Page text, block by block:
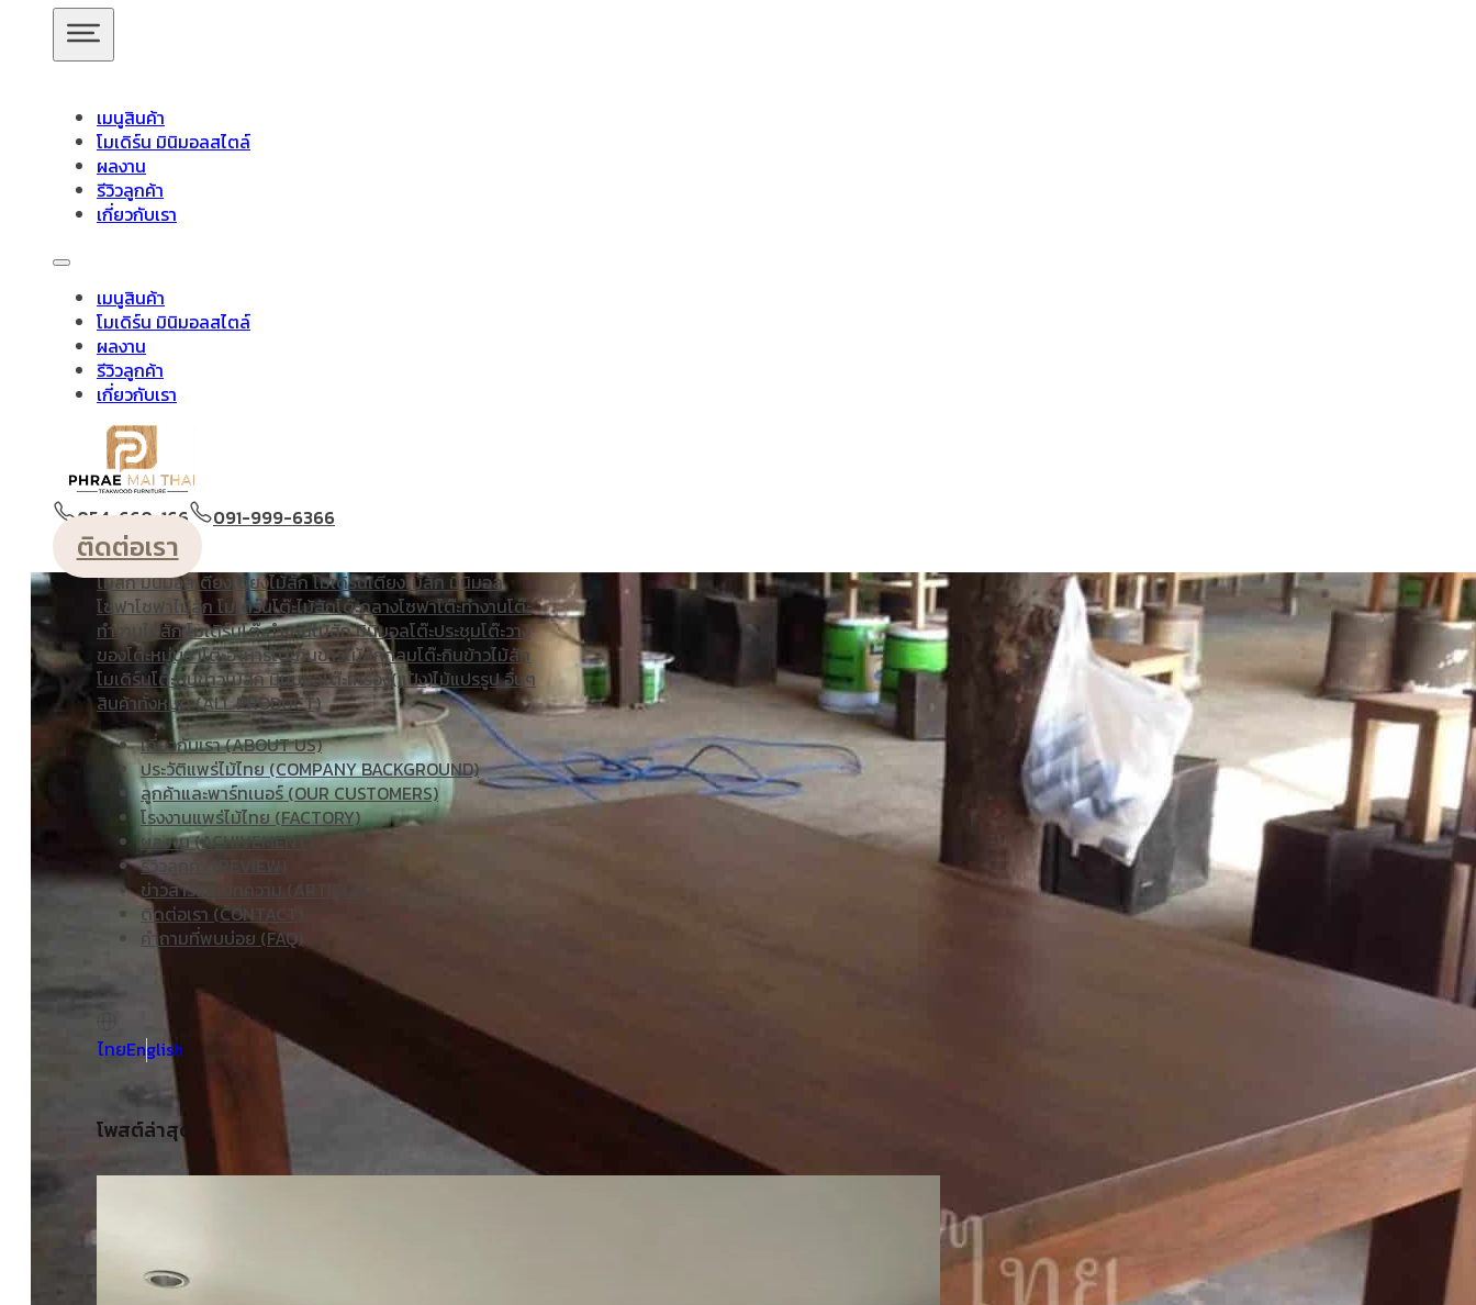
ข้ามไปยังเนื้อหาหลัก
เมนูสินค้า
โมเดิร์น มินิมอลสไตล์
ผลงาน
รีวิวลูกค้า
เกี่ยวกับเรา
เมนูสินค้า
โมเดิร์น มินิมอลสไตล์
ผลงาน
รีวิวลูกค้า
เกี่ยวกับเรา
054-660-166 091-999-6366
ติดต่อเรา
สินค้าของเรา
อัปเดตล่าสุด
วางของไม้สัก
ไม้แท้ชุดโต๊ะไม้สัก โมเดิร์น
โต๊ะอาหารตู้ตู้เสื้อผ้า
วางหนังสือตู้หัวเตียง ตู้โชว์ตู้โชว์ไม้สัก โมเดิร์น
โมเดิร์น
ประตูนิรภัยคู่ชองแสงประตูบานคู่
แกะสลักม้านั่งยาว
ไม้สัก มินิมอลเตียง เตียงไม้สัก โมเดิร์นเตียงไม้สัก มินิมอล
โซฟาโซฟาไม้สัก โมเดิร์นโต๊ะไม้สักโต๊ะกลางโซฟาโต๊ะทำงานโต๊ะ
ทํางานไม้สัก โมเดิร์นโต๊ะทำงานไม้สัก มินิมอลโต๊ะประชุมโต๊ะวาง
ของโต๊ะหมู่บูชาโต๊ะอาหารโต๊ะกินข้าวไม้สักกลมโต๊ะกินข้าวไม้สัก
โมเดิร์นโต๊ะกินข้าวไม้สัก มินิมอลโต๊ะเครื่อง(แป้ง)ไม้แปรรูป อื่นๆ
สินค้าทั้งหมด (ALL PRODUCT)
เกี่ยวกับเรา (ABOUT US)
ประวัติแพร่ไม้ไทย (COMPANY BACKGROUND)
ลูกค้าและพาร์ทเนอร์ (OUR CUSTOMERS)
โรงงานแพร่ไม้ไทย (FACTORY)
ผลงาน (ACHIVEMENT)
รีวิวลูกค้า (REVIEW)
ข่าวสารและบทความ (ARTICLE)
ติดต่อเรา (CONTACT)
คำถามที่พบบ่อย (FAQ)
English
ไทย
โพสต์ล่าสุด